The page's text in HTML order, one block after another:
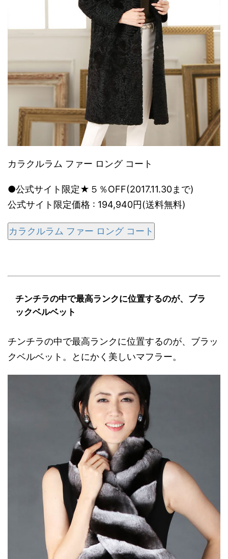
カラクルラム ファー ロング コート
●公式サイト限定★５％OFF(2017.11.30まで)
公式サイト限定価格 : 194,940円(送料無料)
カラクルラム ファー ロング コート
チンチラの中で最高ランクに位置するのが、ブラ
ックベルベット
チンチラの中で最高ランクに位置するのが、ブラッ
クベルベット。とにかく美しいマフラー。